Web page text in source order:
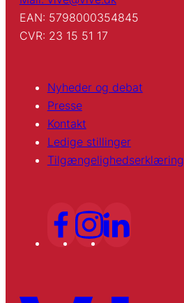
EAN: 5798000354845
CVR: 23 15 51 17
Nyheder og debat
Presse
Kontakt
Ledige stillinger
Tilgængelighedserklæring